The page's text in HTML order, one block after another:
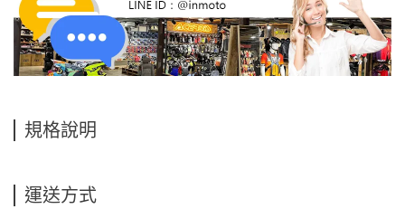
規格說明
運送方式